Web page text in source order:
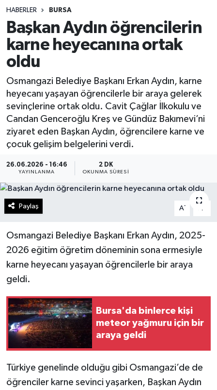
HABERLER BURSA
Başkan Aydın öğrencilerin
karne heyecanına ortak
oldu
Osmangazi Belediye Başkanı Erkan Aydın, karne
heyecanı yaşayan öğrencilerle bir araya gelerek
sevinçlerine ortak oldu. Cavit Çağlar İlkokulu ve
Candan Genceroğlu Kreş ve Gündüz Bakımevi’ni
ziyaret eden Başkan Aydın, öğrencilere karne ve
çocuk gelişim belgelerini verdi.
26.06.2026 - 16:46
YAYINLANMA
2 DK
OKUNMA SÜRESI
Paylaş A-
Osmangazi Belediye Başkanı Erkan Aydın, 2025-
2026 eğitim öğretim döneminin sona ermesiyle
karne heyecanı yaşayan öğrencilerle bir araya
geldi.
Bursa'da binlerce kişi
meteor yağmuru için bir
araya geldi
Türkiye genelinde olduğu gibi Osmangazi’de de
öğrenciler karne sevinci yaşarken, Başkan Aydın
Spor
Teknoloji
Yaşam